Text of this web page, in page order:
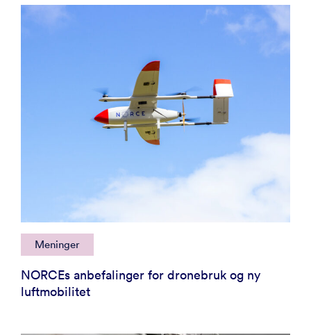
Meninger
NORCEs anbefalinger for dronebruk og ny
luftmobilitet